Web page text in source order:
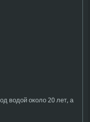
водой около 20 лет, а